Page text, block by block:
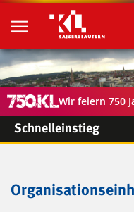
Wir feiern 750
Schnelleinstieg